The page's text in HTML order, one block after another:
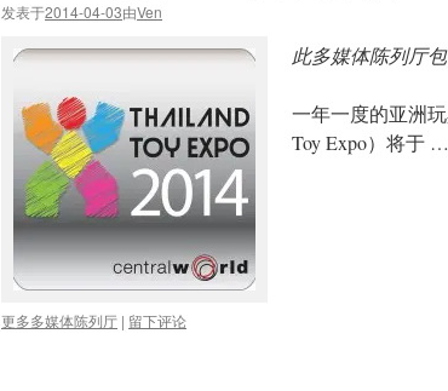
发表于2014-04-03由Ven
此多媒体陈列厅
一年一度的亚洲
Toy Expo）将于 …
更多多媒体陈列厅 | 留下评论